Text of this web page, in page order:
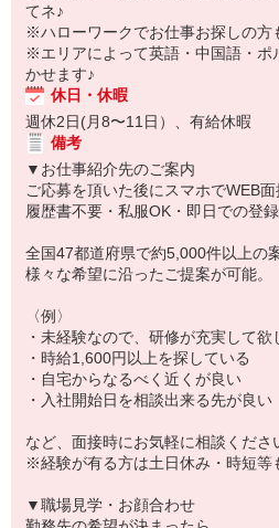
てネ♪
※ハローワークでお仕事お探しの方
※エリアによって英語・中国語・ポ
かせます♪
休日・休暇
週休2日(月8〜11日）、有給休暇
備考
▼お仕事紹介先のご案内
ご応募を頂いた後にスマホでWEB面
履歴書不要・私服OK・即日での登
全国47都道府県で約5,000件以上の
様々な希望に沿ったご提案が可能。
〈例〉
・未経験なので、研修が充実して欲
・時給1,600円以上を探している
・自宅からなるべく近くが良い
・入社開始日を相談出来る先が良い
など、面接時にお気軽に相談くださ
※経験が有る方は土日休み・時短等
▼職場見学・お顔合わせ